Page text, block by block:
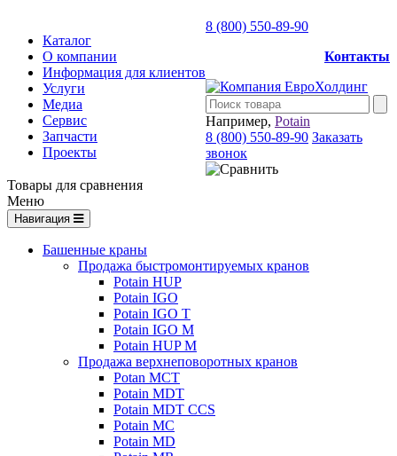
Каталог
О компании
Информация для клиентов
Услуги
Медиа
Сервис
Запчасти
Проекты
8 (800) 550-89-90
Контакты
Например, Potain
8 (800) 550-89-90 Заказать
звонок
Товары для сравнения
Меню
Навигация
Башенные краны
Продажа быстромонтируемых кранов
Potain HUP
Potain IGO
Potain IGO T
Potain IGO M
Potain HUP M
Продажа верхнеповоротных кранов
Potan MCT
Potain MDT
Potain MDT CCS
Potain MC
Potain MD